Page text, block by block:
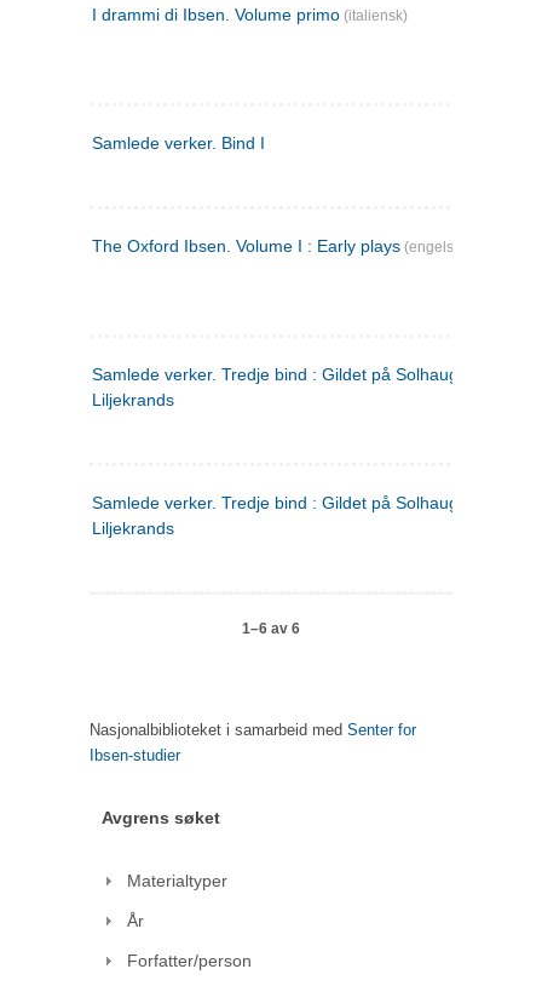
I drammi di Ibsen. Volume primo (italiensk)
Samlede verker. Bind I
The Oxford Ibsen. Volume I : Early plays (engelsk)
Samlede verker. Tredje bind : Gildet på Solhaug ; Olaf
Liljekrands
Samlede verker. Tredje bind : Gildet på Solhaug ; Olaf
Liljekrands
1–6 av 6
Nasjonalbiblioteket i samarbeid med Senter for
Ibsen-studier
Avgrens søket
Materialtyper
År
Forfatter/person